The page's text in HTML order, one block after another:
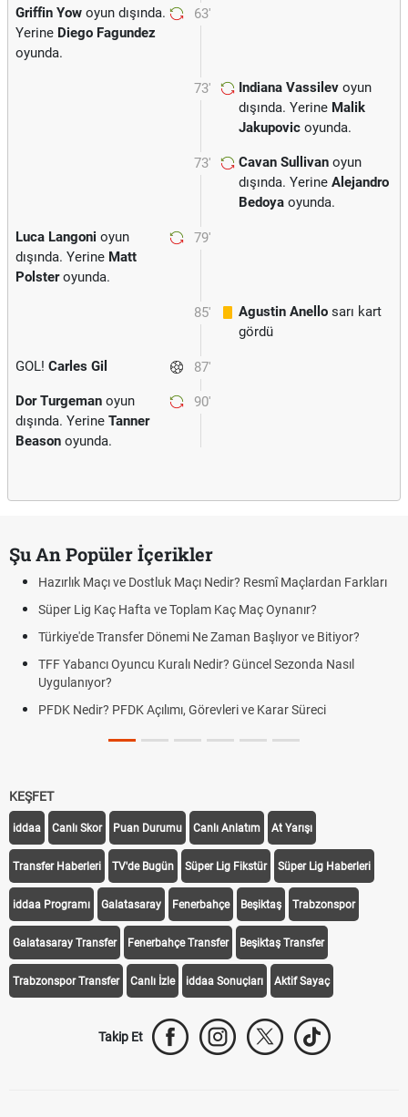
63'
Griffin Yow oyun dışında.
Yerine Diego Fagundez
oyunda.
73' Indiana Vassilev oyun
dışında. Yerine Malik
Jakupovic oyunda.
73' Cavan Sullivan oyun
dışında. Yerine Alejandro
Bedoya oyunda.
79'
Luca Langoni oyun
dışında. Yerine Matt
Polsteroyunda.
85' Agustin Anello sarı kart
gördü
87'
GOL! Carles Gil
90'
Dor Turgeman oyun
dışında. Yerine Tanner
Beason oyunda.
Şu An Popüler İçerikler
Hazırlık Maçı ve Dostluk Maçı Nedir? Resmî Maçlardan Farkları
Süper Lig Kaç Hafta ve Toplam Kaç Maç Oynanır?
Türkiye'de Transfer Dönemi Ne Zaman Başlıyor ve Bitiyor?
TFF Yabancı Oyuncu Kuralı Nedir? Güncel Sezonda Nasıl
Uygulanıyor?
PFDK Nedir? PFDK Açılımı, Görevleri ve Karar Süreci
KEŞFET
iddaa Canlı Skor Puan Durumu Canlı Anlatım At Yarışı
Transfer Haberleri TV'de Bugün Süper Lig Fikstür Süper Lig Haberleri
iddaa Programı Galatasaray Fenerbahçe Beşiktaş Trabzonspor
Galatasaray Transfer Fenerbahçe Transfer Beşiktaş Transfer
Trabzonspor Transfer Canlı İzle iddaa Sonuçları Aktif Sayaç
Takip Et